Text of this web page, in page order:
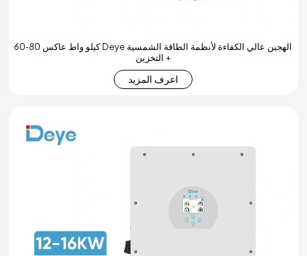
60-80 كيلو واط عاكس Deye الهجين عالي الكفاءة لأنظمة الطاقة الشمسية
+ التخزين
اعرف المزيد